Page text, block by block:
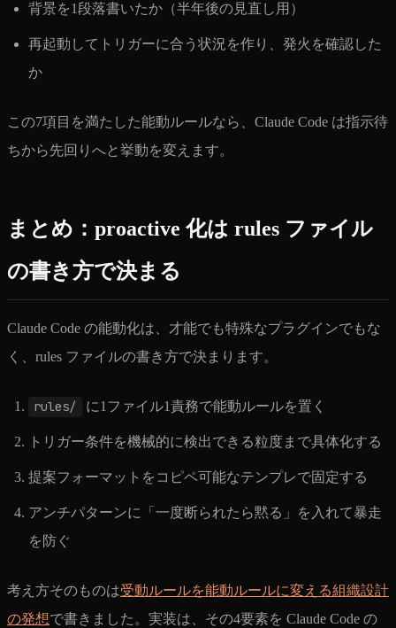
背景を1段落書いたか（半年後の見直し用）
再起動してトリガーに合う状況を作り、発火を確認した
か
この7項目を満たした能動ルールなら、Claude Code は指示待
ちから先回りへと挙動を変えます。
まとめ：proactive 化は rules ファイル
の書き方で決まる
Claude Code の能動化は、才能でも特殊なプラグインでもな
く、rules ファイルの書き方で決まります。
rules/ に1ファイル1責務で能動ルールを置く
トリガー条件を機械的に検出できる粒度まで具体化する
提案フォーマットをコピペ可能なテンプレで固定する
アンチパターンに「一度断られたら黙る」を入れて暴走
を防ぐ
考え方そのものは受動ルールを能動ルールに変える組織設計
の発想で書きました。実装は、その4要素を Claude Code の